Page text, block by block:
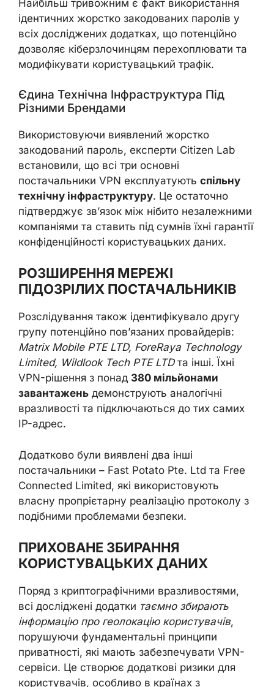
Найбільш тривожним є факт використання
ідентичних жорстко закодованих паролів у
всіх досліджених додатках, що потенційно
дозволяє кіберзлочинцям перехоплювати та
модифікувати користувацький трафік.
Єдина Технічна Інфраструктура Під
Різними Брендами
Використовуючи виявлений жорстко
закодований пароль, експерти Citizen Lab
встановили, що всі три основні
постачальники VPN експлуатують спільну
технічну інфраструктуру. Це остаточно
підтверджує зв’язок між нібито незалежними
компаніями та ставить під сумнів їхні гарантії
конфіденційності користувацьких даних.
РОЗШИРЕННЯ МЕРЕЖІ
ПІДОЗРІЛИХ ПОСТАЧАЛЬНИКІВ
Розслідування також ідентифікувало другу
групу потенційно пов’язаних провайдерів:
Matrix Mobile PTE LTD, ForeRaya Technology
Limited, Wildlook Tech PTE LTDта інші. Їхні
VPN-рішення з понад 380 мільйонами
завантажень демонструють аналогічні
вразливості та підключаються до тих самих
IP-адрес.
Додатково були виявлені два інші
постачальники – Fast Potato Pte. Ltd та Free
Connected Limited, які використовують
власну пропрієтарну реалізацію протоколу з
подібними проблемами безпеки.
ПРИХОВАНЕ ЗБИРАННЯ
КОРИСТУВАЦЬКИХ ДАНИХ
Поряд з криптографічними вразливостями,
всі досліджені додатки таємно збирають
інформацію про геолокацію користувачів,
порушуючи фундаментальні принципи
приватності, які мають забезпечувати VPN-
сервіси. Це створює додаткові ризики для
користувачів, особливо в країнах з